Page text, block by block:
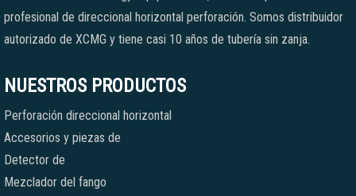
profesional de direccional horizontal perforación. Somos distribuidor
autorizado de XCMG y tiene casi 10 años de tubería sin zanja.
NUESTROS PRODUCTOS
Perforación direccional horizontal
Accesorios y piezas de
Detector de
Mezclador del fango